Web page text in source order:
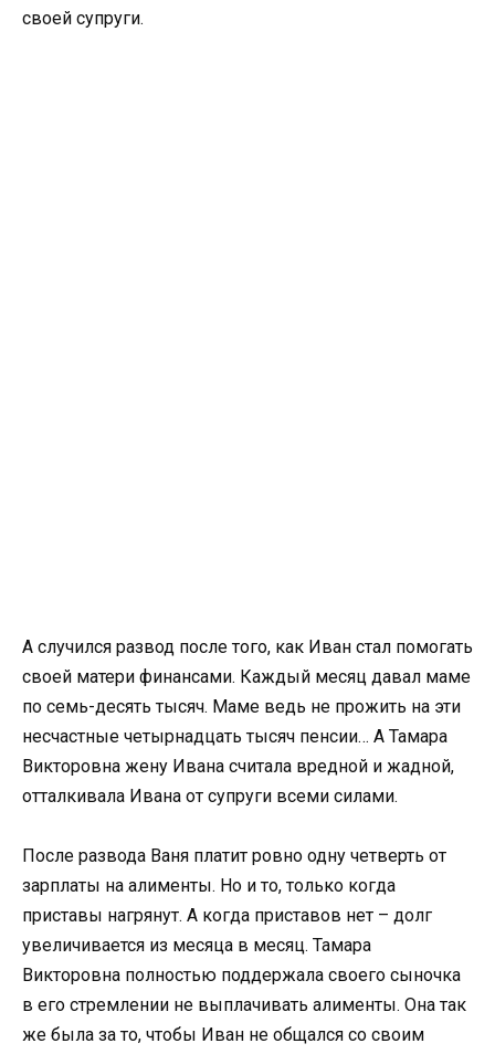
своей супруги.
А случился развод после того, как Иван стал помогать
своей матери финансами. Каждый месяц давал маме
по семь-десять тысяч. Маме ведь не прожить на эти
несчастные четырнадцать тысяч пенсии… А Тамара
Викторовна жену Ивана считала вредной и жадной,
отталкивала Ивана от супруги всеми силами.
После развода Ваня платит ровно одну четверть от
зарплаты на алименты. Но и то, только когда
приставы нагрянут. А когда приставов нет – долг
увеличивается из месяца в месяц. Тамара
Викторовна полностью поддержала своего сыночка
в его стремлении не выплачивать алименты. Она так
же была за то, чтобы Иван не общался со своим